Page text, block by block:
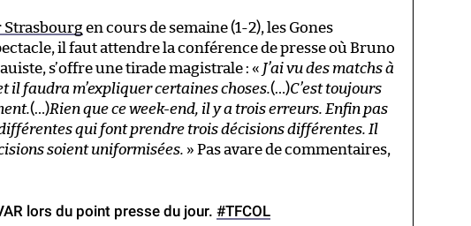
Strasbourg en cours de semaine (1-2), les Gones
il faut attendre la conférence de presse où Bruno
s’offre une tirade magistrale : « J’ai vu des matchs à
il faudra m’expliquer certaines choses.(…)C’est toujours
(…)Rien que ce week-end, il y a trois erreurs. Enfin pas
qui font prendre trois décisions différentes. Il
soient uniformisées. » Pas avare de commentaires,
lors du point presse du jour. #TFCOL